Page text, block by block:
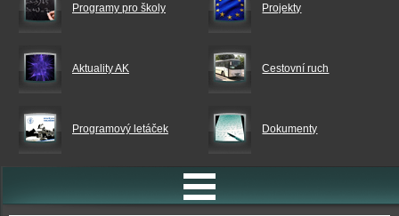
Programy pro školy Projekty
Aktuality AK Cestovní ruch
Programový letáček Dokumenty